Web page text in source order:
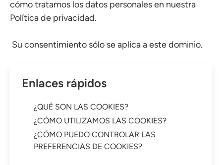
cómo tratamos los datos personales en nuestra
Política de privacidad.
Su consentimiento sólo se aplica a este dominio.
Enlaces rápidos
¿QUÉ SON LAS COOKIES?
¿CÓMO UTILIZAMOS LAS COOKIES?
¿CÓMO PUEDO CONTROLAR LAS
PREFERENCIAS DE COOKIES?